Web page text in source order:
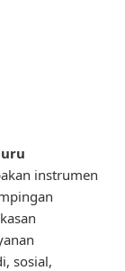
instrumen
sosial,